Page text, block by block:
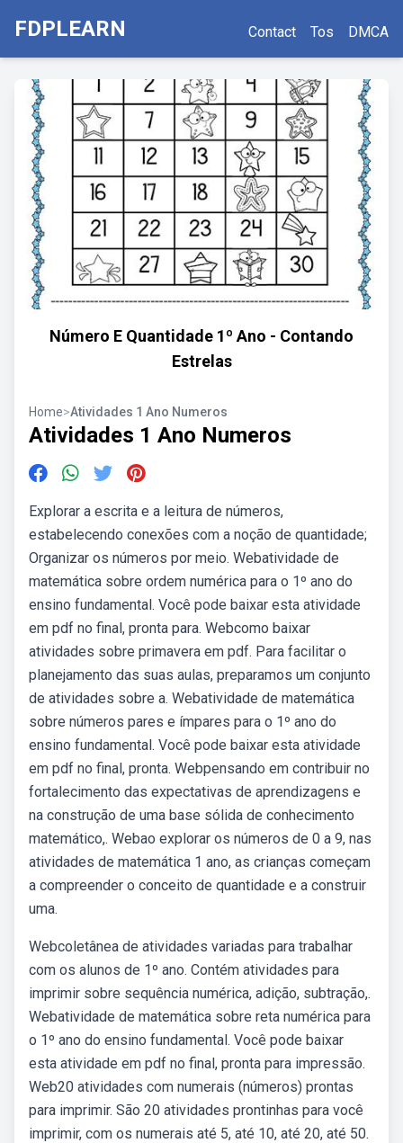
FDPLEARN Contact Tos DMCA
Número E Quantidade 1º Ano - Contando
Estrelas
Home>Atividades 1 Ano Numeros
Atividades 1 Ano Numeros
Explorar a escrita e a leitura de números,
estabelecendo conexões com a noção de quantidade;
Organizar os números por meio. Webatividade de
matemática sobre ordem numérica para o 1º ano do
ensino fundamental. Você pode baixar esta atividade
em pdf no final, pronta para. Webcomo baixar
atividades sobre primavera em pdf. Para facilitar o
planejamento das suas aulas, preparamos um conjunto
de atividades sobre a. Webatividade de matemática
sobre números pares e ímpares para o 1º ano do
ensino fundamental. Você pode baixar esta atividade
em pdf no final, pronta. Webpensando em contribuir no
fortalecimento das expectativas de aprendizagens e
na construção de uma base sólida de conhecimento
matemático,. Webao explorar os números de 0 a 9, nas
atividades de matemática 1 ano, as crianças começam
a compreender o conceito de quantidade e a construir
uma.
Webcoletânea de atividades variadas para trabalhar
com os alunos de 1º ano. Contém atividades para
imprimir sobre sequência numérica, adição, subtração,.
Webatividade de matemática sobre reta numérica para
o 1º ano do ensino fundamental. Você pode baixar
esta atividade em pdf no final, pronta para impressão.
Web20 atividades com numerais (números) prontas
para imprimir. São 20 atividades prontinhas para você
imprimir, com os numerais até 5, até 10, até 20, até 50.